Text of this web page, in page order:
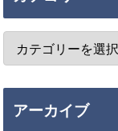
アーカイブ